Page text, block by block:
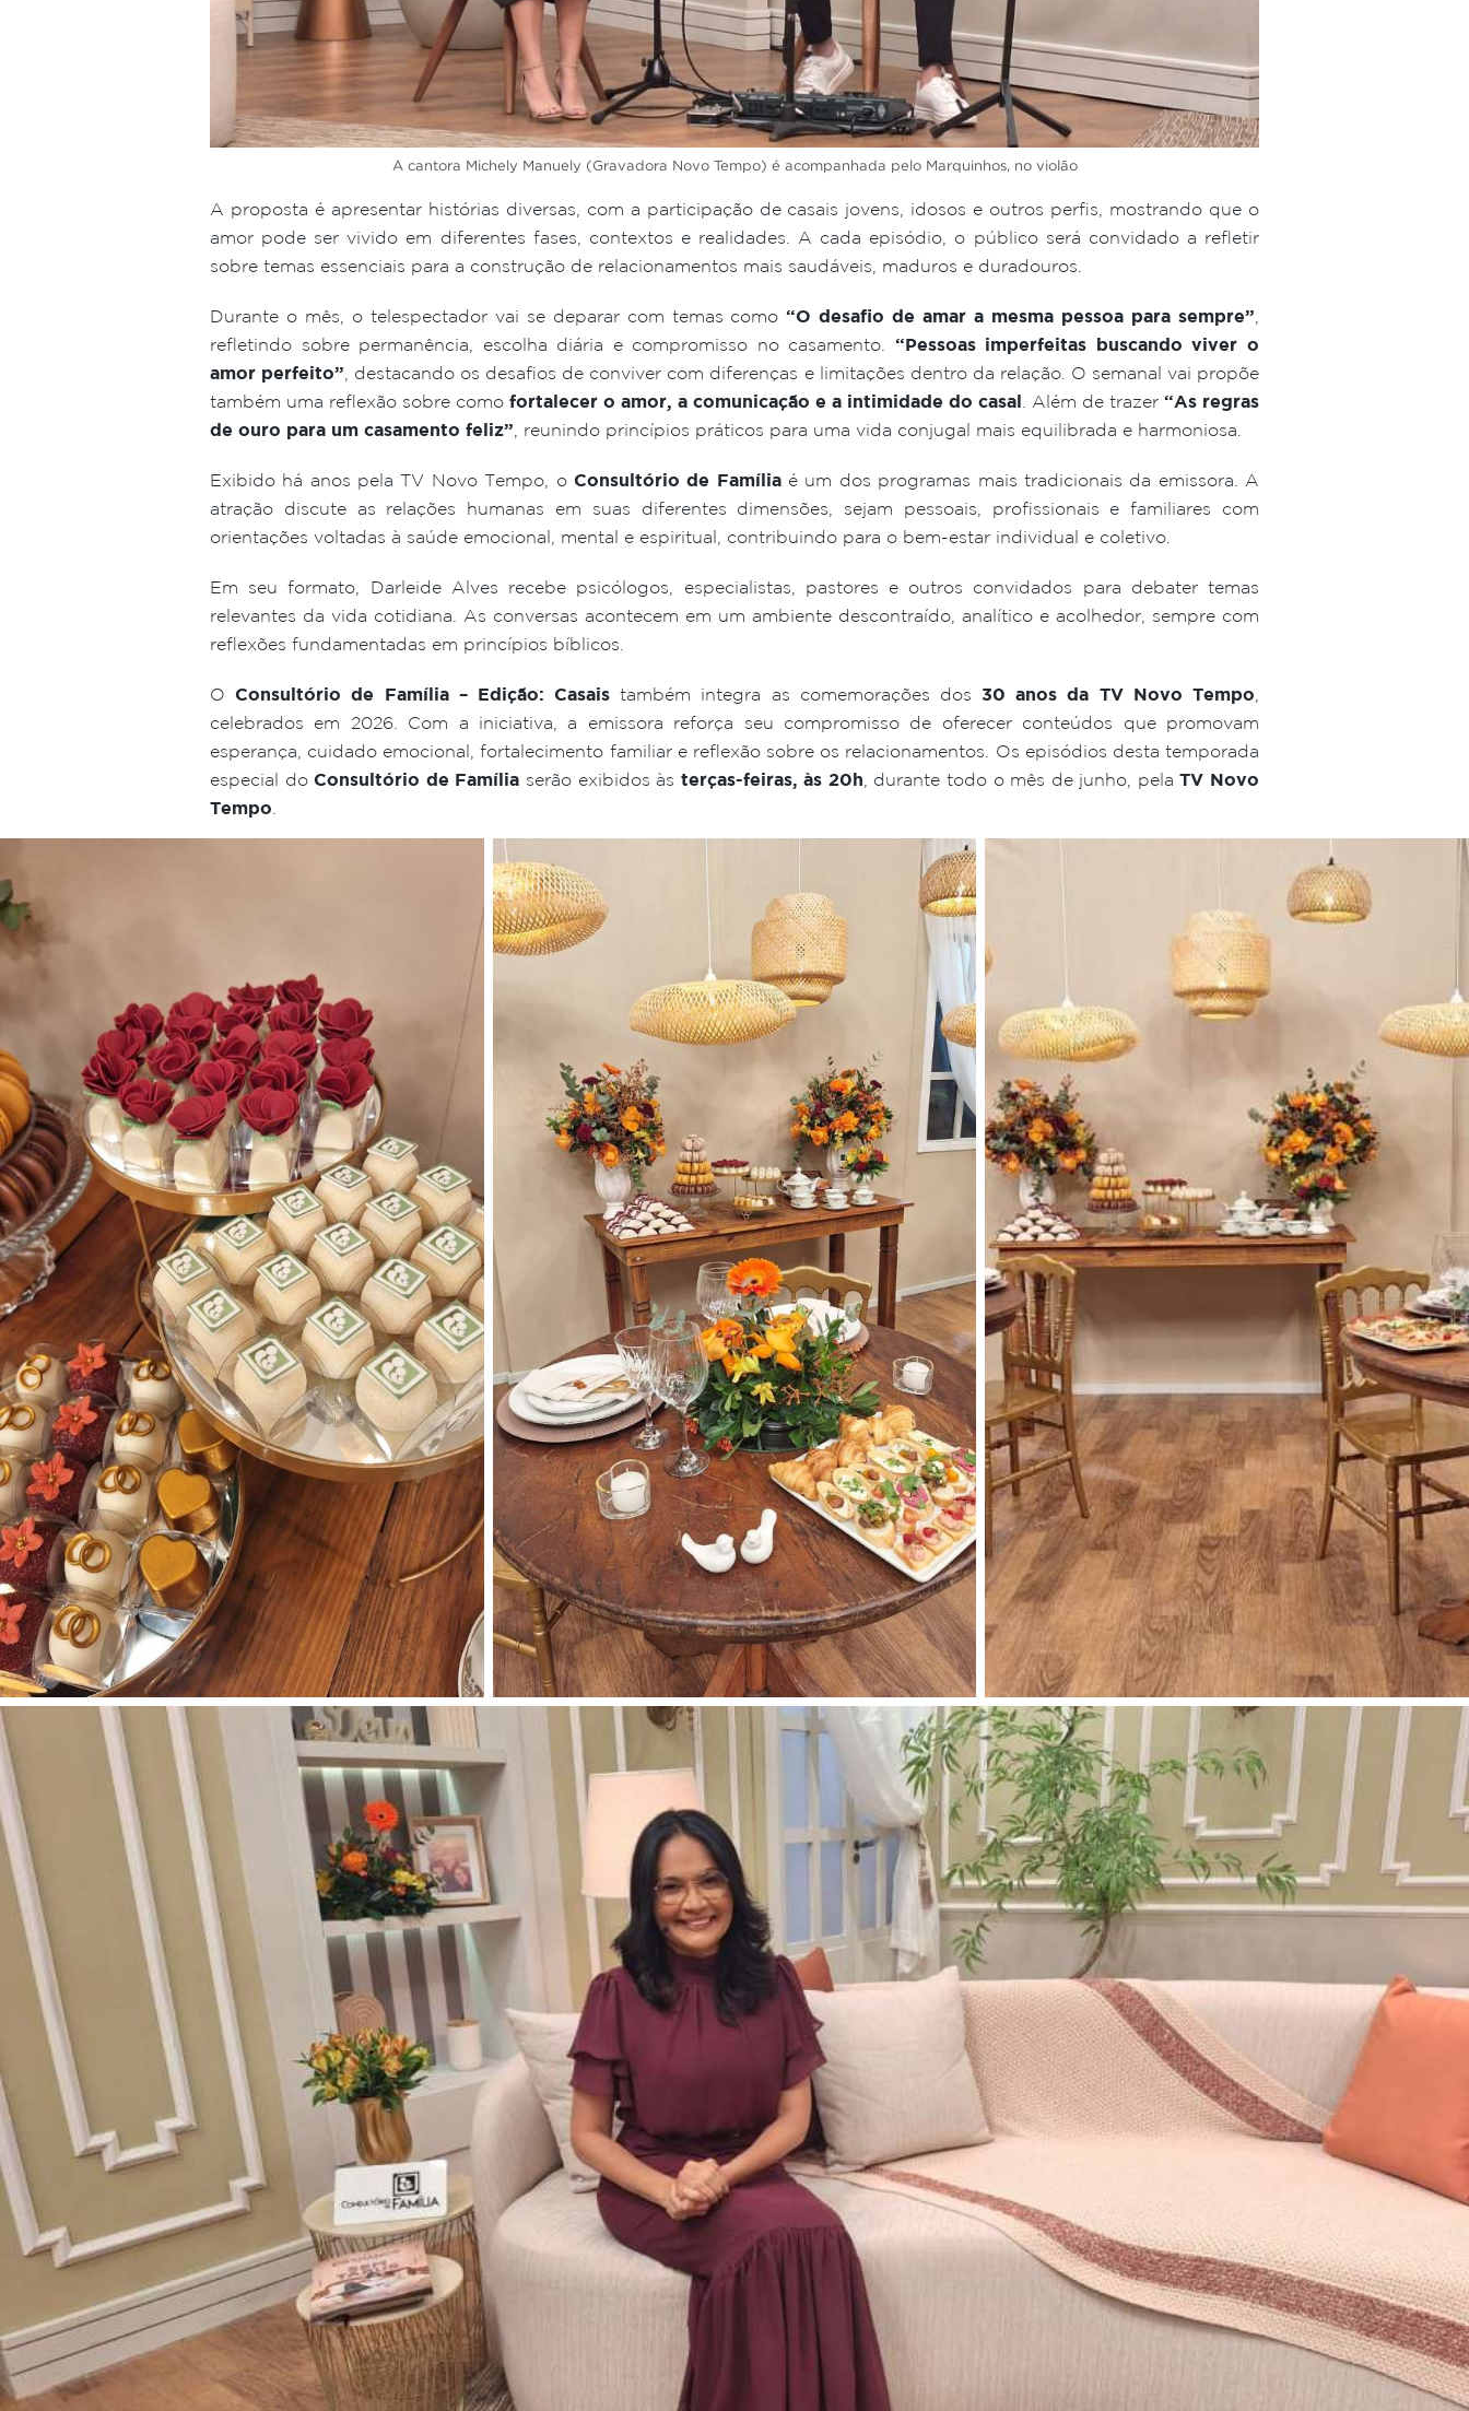
A cantora Michely Manuely (Gravadora Novo Tempo) é acompanhada pelo Marquinhos, no violão
A proposta é apresentar histórias diversas, com a participação de casais jovens, idosos e outros perfis, mostrando que o
amor pode ser vivido em diferentes fases, contextos e realidades. A cada episódio, o público será convidado a refletir
sobre temas essenciais para a construção de relacionamentos mais saudáveis, maduros e duradouros.
Durante o mês, o telespectador vai se deparar com temas como “O desafio de amar a mesma pessoa para sempre”
refletindo sobre permanência, escolha diária e compromisso no casamento. “Pessoas imperfeitas buscando viver o
amor perfeito” , destacando os desafios de conviver com diferenças e limitações dentro da relação. O semanal vai propõe
também uma reflexão sobre como fortalecer o amor, a comunicação e a intimidade do casal . Além de trazer “As regras
de ouro para um casamento feliz” , reunindo princípios práticos para uma vida conjugal mais equilibrada e harmoniosa.
Exibido há anos pela TV Novo Tempo, o Consultório de Famíliaé um dos programas mais tradicionais da emissora. A
atração discute as relações humanas em suas diferentes dimensões, sejam pessoais, profissionais e familiares com
orientações voltadas à saúde emocional, mental e espiritual, contribuindo para o bem-estar individual e coletivo.
Em seu formato, Darleide Alves recebe psicólogos, especialistas, pastores e outros convidados para debater temas
relevantes da vida cotidiana. As conversas acontecem em um ambiente descontraído, analítico e acolhedor, sempre com
reflexões fundamentadas em princípios bíblicos.
OConsultório de Família – Edição: Casais também integra as comemorações dos 30 anos da TV Novo Tempo
celebrados em 2026. Com a iniciativa, a emissora reforça seu compromisso de oferecer conteúdos que promovam
esperança, cuidado emocional, fortalecimento familiar e reflexão sobre os relacionamentos. Os episódios desta temporada
especial doConsultório de Família serão exibidos às terças-feiras, às 20h , durante todo o mês de junho, pelaTV Novo
Tempo